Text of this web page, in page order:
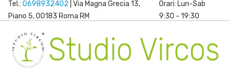
Tel.: 0698932402 | Via Magna Grecia 13,
Piano 5, 00183 Roma RM
Orari: Lun-Sab
9:30 - 19:30